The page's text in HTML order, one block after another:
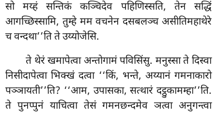
सो मय्हं सन्तिकं कञ्चिदेव पहिणिस्सति, तेन सद्धिं
आगच्छिस्सामि, तुम्हे मम वचनेन दसबलञ्च असीतिमहाथेरे
च वन्दथा’’ति ते उय्योजेसि.
ते थेरं खमापेत्वा अन्तोगामं पविसिंसु. मनुस्सा ते दिस्वा
निसीदापेत्वा भिक्खं दत्वा ‘‘किं, भन्ते, अय्यानं गमनाकारो
पञ्ञायती’’ति? ‘‘आम, उपासका, सत्थारं दट्ठुकामम्हा’’ति.
ते पुनप्पुनं याचित्वा तेसं गमनछन्दमेव ञत्वा अनुगन्त्वा